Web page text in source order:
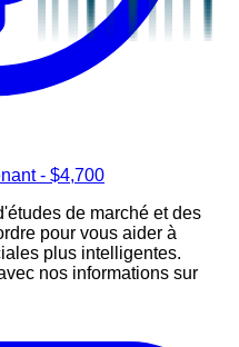
- $4,700
de marché et des
pour vous aider à
plus intelligentes.
nos informations sur